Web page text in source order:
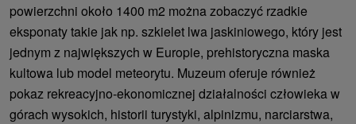
powierzchni około 1400 m2 można zobaczyć rzadkie
eksponaty takie jak np. szkielet lwa jaskiniowego, który jest
jednym z największych w Europie, prehistoryczna maska ​​
kultowa lub model meteorytu. Muzeum oferuje również
pokaz rekreacyjno-ekonomicznej działalności człowieka w
górach wysokich, historii turystyki, alpinizmu, narciarstwa,